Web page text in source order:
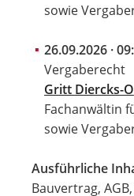
sowie
26.09.2026 ·
Vergaberecht
Gritt Diercks-
Fachanwältin
sowie
Ausführliche
Bauvertrag,